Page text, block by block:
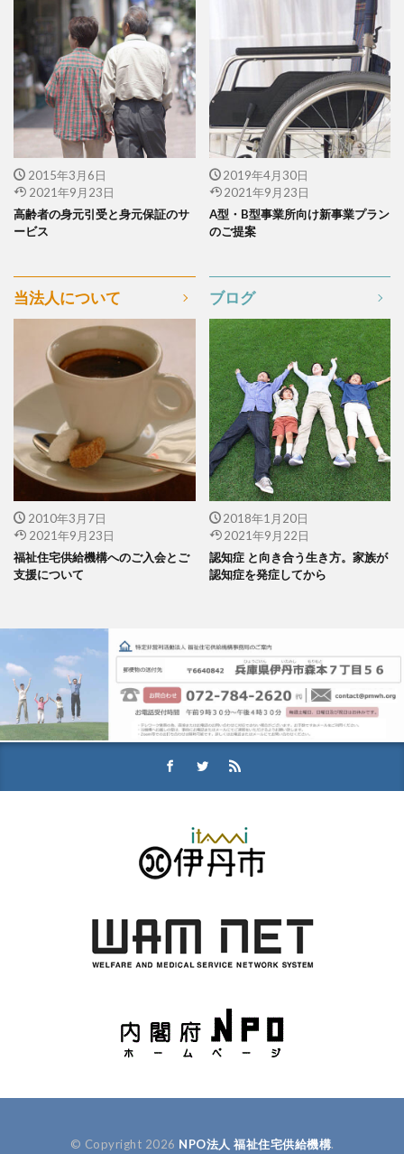
2015年3月6日
2021年9月23日
高齢者の身元引受と身元保証のサ
ービス
2019年4月30日
2021年9月23日
A型・B型事業所向け新事業プラン
のご提案
当法人について
2010年3月7日
2021年9月23日
福祉住宅供給機構へのご入会とご
支援について
ブログ
2018年1月20日
2021年9月22日
認知症 と向き合う生き方。家族が
認知症を発症してから
© Copyright 2026 NPO法人 福祉住宅供給機構.